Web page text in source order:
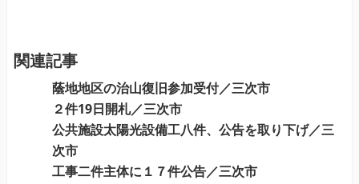
シ
関連記事
蔭地地区の治山復旧参加受付／三次市
２件19日開札／三次市
公共施設太陽光設備工八件、公告を取り下げ／三
次市
工事二件主体に１７件公告／三次市